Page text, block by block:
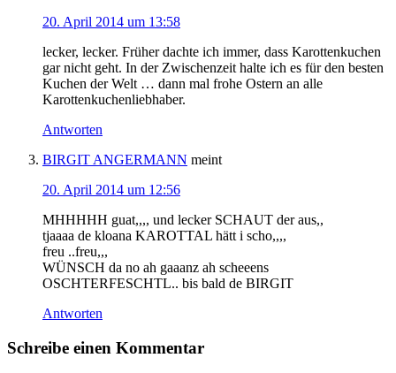
20. April 2014 um 13:58
lecker, lecker. Früher dachte ich immer, dass Karottenkuchen
gar nicht geht. In der Zwischenzeit halte ich es für den besten
Kuchen der Welt … dann mal frohe Ostern an alle
Karottenkuchenliebhaber.
Antworten
BIRGIT ANGERMANN meint
20. April 2014 um 12:56
MHHHHH guat,,,, und lecker SCHAUT der aus,,
tjaaaa de kloana KAROTTAL hätt i scho,,,,
freu ..freu,,,
WÜNSCH da no ah gaaanz ah scheeens
OSCHTERFESCHTL.. bis bald de BIRGIT
Antworten
Schreibe einen Kommentar